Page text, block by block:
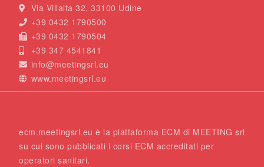
Via Villalta 32, 33100 Udine
+39 0432 1790500
+39 0432 1790504
+39 347 4541841
info@meetingsrl.eu
www.meetingsrl.eu
ecm.meetingsrl.eu è la piattaforma ECM di MEETING srl
su cui sono pubblicati i corsi ECM accreditati per
operatori sanitari.